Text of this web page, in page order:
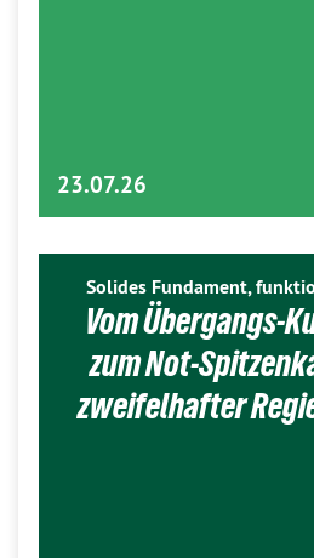
23.07.26
Solides Fundament,
Vom Übergangs-
zum Not-
zweifelhafter